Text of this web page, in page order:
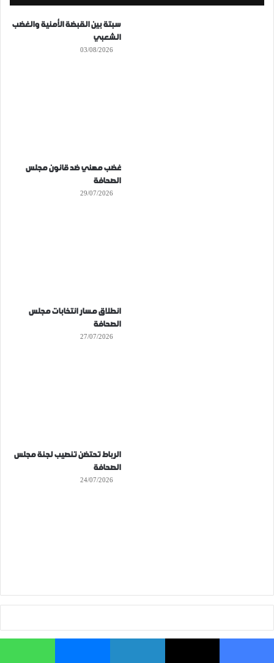
سبتة بين القبضة الأمنية والغضب
الشعبي
03/08/2026
غضب مهني ضد قانون مجلس
الصحافة
29/07/2026
انطلاق مسار انتخابات مجلس
الصحافة
27/07/2026
الرباط تحتضن تنصيب لجنة مجلس
الصحافة
24/07/2026